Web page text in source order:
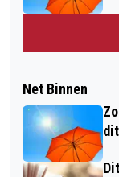
Net Binnen